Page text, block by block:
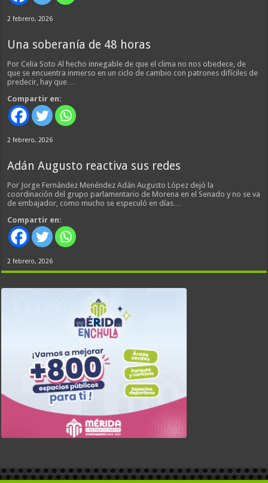
2 febrero, 2026
Una soberanía de 48 horas
Por Celia Soto Al hecho innegable de que el clima no nos obedece, de
que se encuentra inmerso en un ciclo de cambio con patrones difíciles de
predecir, hay que…
Compartir en:
2 febrero, 2026
Adán Augusto reactiva sus redes
Por Jorge Fernández Menéndez Adán Augusto López dejó la
coordinación del grupo parlamentario de Morena en el Senado y no se va
de embajador, como mucho se especuló en días…
Compartir en:
2 febrero, 2026